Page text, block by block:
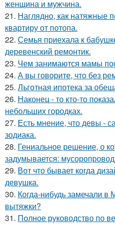
женщина и мужчина.
21. Наглядно, как натяжные
квартиру от потопа.
22. Семья приехала к
деревенский ремонтик.
23. Чем занимаются мамы
24. А вы говорите, что без
25. Льготная ипотека за
26. Наконец - то кто-то
небольших городках.
27. Есть мнение, что девы -
зодиака.
28. Гениальное решение, о
задумывается:
29. Вот что бывает когда
девушка.
30. Когда-нибудь замечали в
вытяжки?
31. Полное руководство по